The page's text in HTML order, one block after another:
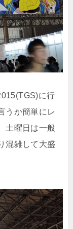
に行
うか簡単にレ
土曜日は一般
混雑して大盛